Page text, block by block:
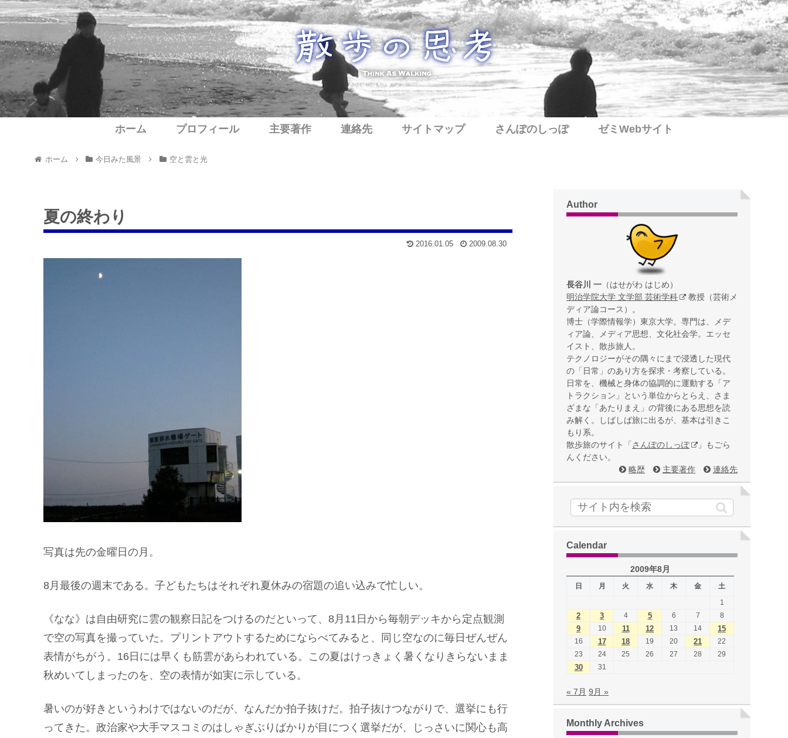
ホーム プロフィール 主要著作 連絡先 サイトマップ さんぽのしっぽ ゼミWebサイト
ホーム 今日みた風景 空と雲と光
夏の終わり
2016.01.05 2009.08.30
写真は先の金曜日の月。
8月最後の週末である。子どもたちはそれぞれ夏休みの宿題の追い込みで忙しい。
《なな》は自由研究に雲の観察日記をつけるのだといって、8月11日から毎朝デッキから定点観測
で空の写真を撮っていた。プリントアウトするためにならべてみると、同じ空なのに毎日ぜんぜん
表情がちがう。16日には早くも筋雲があらわれている。この夏はけっきょく暑くなりきらないまま
秋めいてしまったのを、空の表情が如実に示している。
暑いのが好きというわけではないのだが、なんだか拍子抜けだ。拍子抜けつながりで、選挙にも行
ってきた。政治家や大手マスコミのはしゃぎぶりばかりが目につく選挙だが、じっさいに関心も高
Author
長谷川 一 （はせがわ はじめ）
明治学院大学 文学部 芸術学科
教授（芸術メ
ディア論コース）。
博士（学際情報学）東京大学。専門は、メデ
ィア論、メディア思想、文化社会学。エッセ
イスト、散歩旅人。
テクノロジーがその隅々にまで浸透した現代
の「日常」のあり方を探求・考察している。
日常を、機械と身体の協調的に運動する「ア
トラクション」という単位からとらえ、さま
ざまな「あたりまえ」の背後にある思想を読
み解く。しばしば旅に出るが、基本は引きこ
もり系。
散歩旅のサイト「さんぽのしっぽ
」もごら
んください。
略歴
主要著作 連絡先
Calendar
2009年8月
日 月 火 水 木 金
土
1
2 3 4 5 6 7 8
9 10 11 12 13 14 15
16 17 18 19 20 21
22
23
24 25 26 27 28 29
30 31
« 7月 9月 »
Monthly Archives